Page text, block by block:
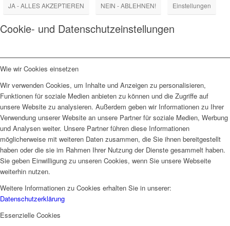
JA - ALLES AKZEPTIEREN NEIN - ABLEHNEN! Einstellungen
Cookie- und Datenschutzeinstellungen
Wie wir Cookies einsetzen
Wir verwenden Cookies, um Inhalte und Anzeigen zu personalisieren,
Funktionen für soziale Medien anbieten zu können und die Zugriffe auf
unsere Website zu analysieren. Außerdem geben wir Informationen zu Ihrer
Verwendung unserer Website an unsere Partner für soziale Medien, Werbung
und Analysen weiter. Unsere Partner führen diese Informationen
möglicherweise mit weiteren Daten zusammen, die Sie ihnen bereitgestellt
haben oder die sie im Rahmen Ihrer Nutzung der Dienste gesammelt haben.
Sie geben Einwilligung zu unseren Cookies, wenn Sie unsere Webseite
weiterhin nutzen.
Weitere Informationen zu Cookies erhalten Sie in unserer:
Datenschutzerklärung
Essenzielle Cookies